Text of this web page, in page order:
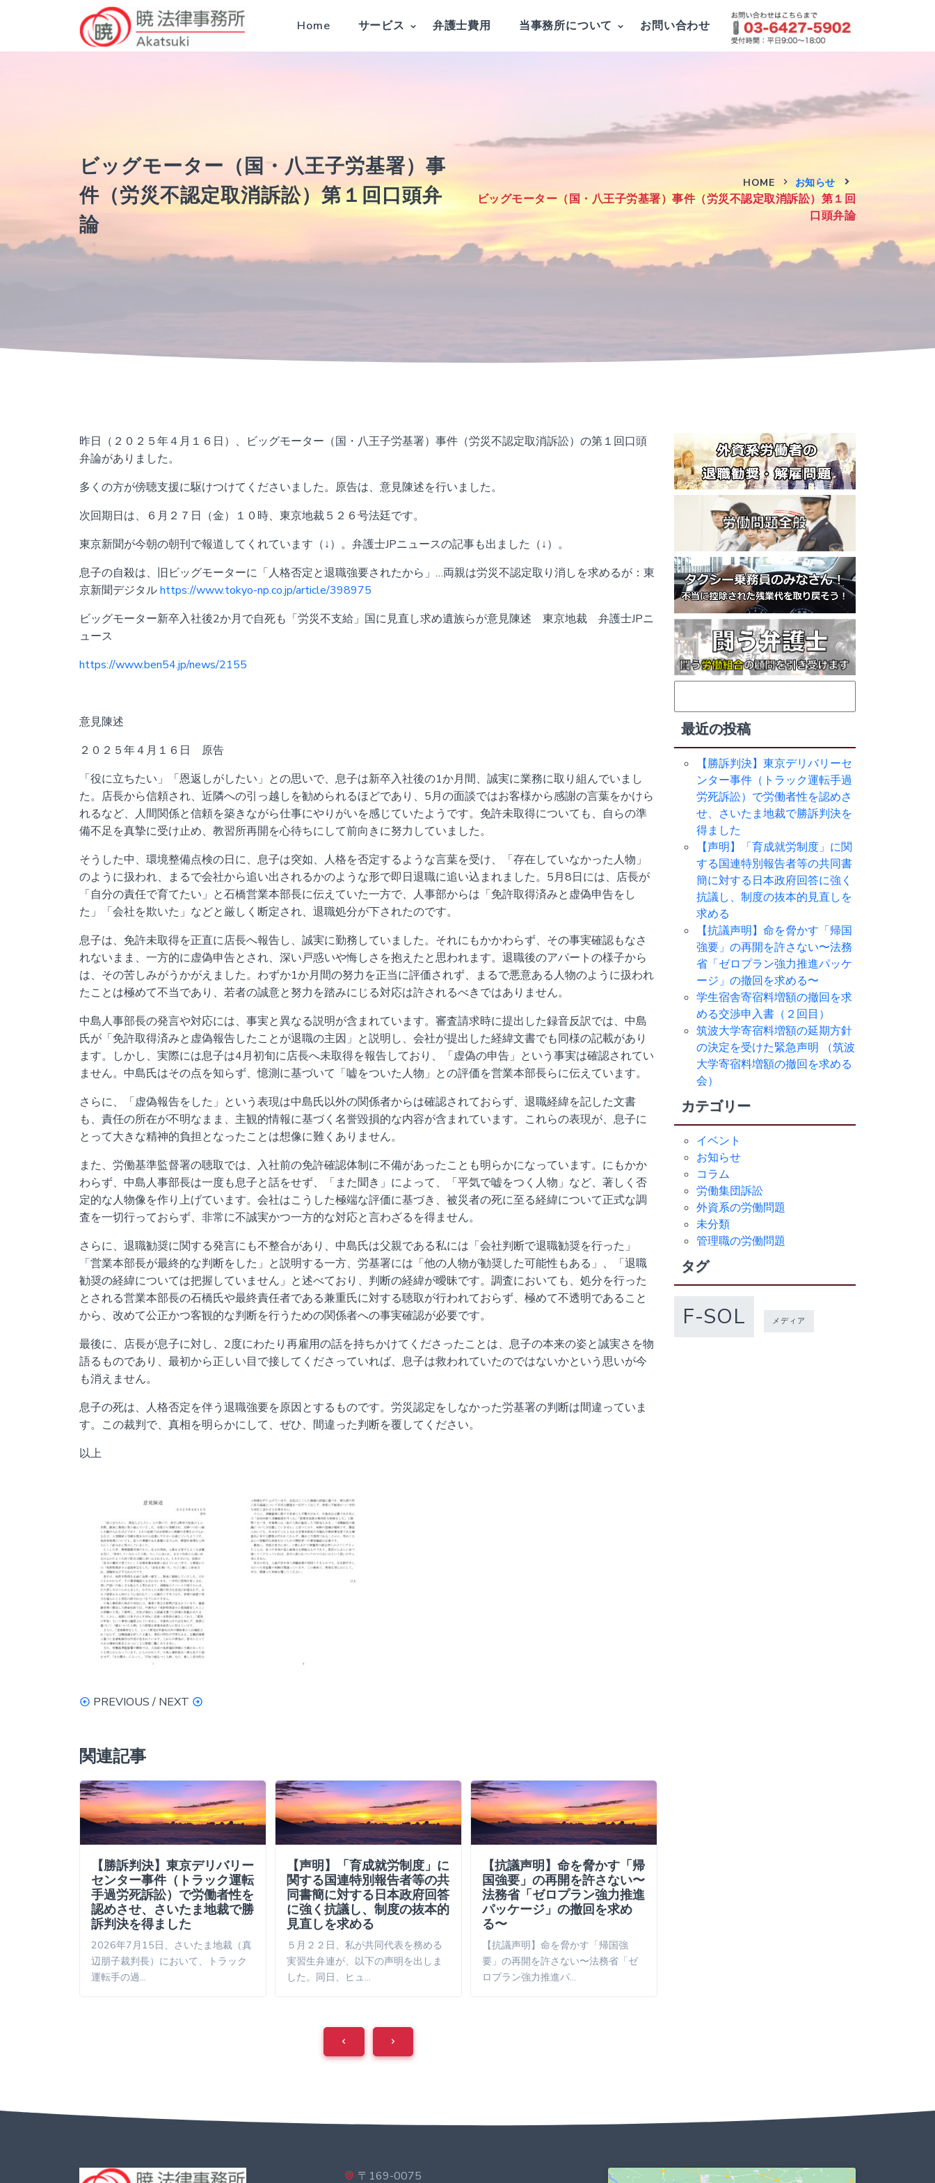
Home サービス 弁護士費用 当事務所について お問い合わせ
ビッグモーター（国・八王子労基署）事
件（労災不認定取消訴訟）第１回口頭弁
論
HOME お知らせ
ビッグモーター（国・八王子労基署）事件（労災不認定取消訴訟）第１回
口頭弁論
昨日（２０２５年４月１６日）、ビッグモーター（国・八王子労基署）事件（労災不認定取消訴訟）の第１回口頭
弁論がありました。
多くの方が傍聴支援に駆けつけてくださいました。原告は、意見陳述を行いました。
次回期日は、６月２７日（金）１０時、東京地裁５２６号法廷です。
東京新聞が今朝の朝刊で報道してくれています（↓）。 弁護士JPニュースの記事も出ました（↓）。
息子の自殺は、旧ビッグモーターに「人格否定と退職強要されたから」…両親は労災不認定取り消しを求めるが：東
京新聞デジタルhttps://www.tokyo-np.co.jp/article/398975
ビッグモーター新卒入社後2か月で自死も「労災不支給」国に見直し求め遺族らが意見陳述 東京地裁 弁護士JPニ
ュース
https://www.ben54.jp/news/2155
意見陳述
２０２５年４月１６日 原告
「役に立ちたい」「恩返しがしたい」との思いで、息子は新卒入社後の1か月間、誠実に業務に取り組んでいまし
た。店長から信頼され、近隣への引っ越しを勧められるほどであり、5月の面談ではお客様から感謝の言葉をかけら
れるなど、人間関係と信頼を築きながら仕事にやりがいを感じていたようです。免許未取得についても、自らの準
備不足を真摯に受け止め、教習所再開を心待ちにして前向きに努力していました。
そうした中、環境整備点検の日に、息子は突如、人格を否定するような言葉を受け、「存在していなかった人物」
のように扱われ、まるで会社から追い出されるかのような形で即日退職に追い込まれました。5月8日には、店長が
「自分の責任で育てたい」と石橋営業本部長に伝えていた一方で、人事部からは「免許取得済みと虚偽申告をし
た」「会社を欺いた」などと厳しく断定され、退職処分が下されたのです。
息子は、免許未取得を正直に店長へ報告し、誠実に勤務していました。それにもかかわらず、その事実確認もなさ
れないまま、一方的に虚偽申告とされ、深い戸惑いや悔しさを抱えたと思われます。退職後のアパートの様子から
は、その苦しみがうかがえました。わずか1か月間の努力を正当に評価されず、まるで悪意ある人物のように扱われ
たことは極めて不当であり、若者の誠意と努力を踏みにじる対応は許されるべきではありません。
中島人事部長の発言や対応には、事実と異なる説明が含まれています。審査請求時に提出した録音反訳では、中島
氏が「免許取得済みと虚偽報告したことが退職の主因」と説明し、会社が提出した経緯文書でも同様の記載があり
ます。しかし、実際には息子は4月初旬に店長へ未取得を報告しており、「虚偽の申告」という事実は確認されてい
ません。中島氏はその点を知らず、憶測に基づいて「嘘をついた人物」との評価を営業本部長らに伝えています。
さらに、「虚偽報告をした」という表現は中島氏以外の関係者からは確認されておらず、退職経緯を記した文書
も、責任の所在が不明なまま、主観的情報に基づく名誉毀損的な内容が含まれています。これらの表現が、息子に
とって大きな精神的負担となったことは想像に難くありません。
また、労働基準監督署の聴取では、入社前の免許確認体制に不備があったことも明らかになっています。にもかか
わらず、中島人事部長は一度も息子と話をせず、「また聞き」によって、「平気で嘘をつく人物」など、著しく否
定的な人物像を作り上げています。会社はこうした極端な評価に基づき、被災者の死に至る経緯について正式な調
査を一切行っておらず、非常に不誠実かつ一方的な対応と言わざるを得ません。
さらに、退職勧奨に関する発言にも不整合があり、中島氏は父親である私には「会社判断で退職勧奨を行った」
「営業本部長が最終的な判断をした」と説明する一方、労基署には「他の人物が勧奨した可能性もある」、「退職
勧奨の経緯については把握していません」と述べており、判断の経緯が曖昧です。調査においても、処分を行った
とされる営業本部長の石橋氏や最終責任者である兼重氏に対する聴取が行われておらず、極めて不透明であること
から、改めて公正かつ客観的な判断を行うための関係者への事実確認が必要です。
最後に、店長が息子に対し、2度にわたり再雇用の話を持ちかけてくださったことは、息子の本来の姿と誠実さを物
語るものであり、最初から正しい目で接してくださっていれば、息子は救われていたのではないかという思いが今
も消えません。
息子の死は、人格否定を伴う退職強要を原因とするものです。労災認定をしなかった労基署の判断は間違っていま
す。この裁判で、真相を明らかにして、ぜひ、間違った判断を覆してください。
以上
PREVIOUS / NEXT
関連記事
【勝訴判決】東京デリバリー
センター事件（トラック運転
手過労死訴訟）で労働者性を
認めさせ、さいたま地裁で勝
訴判決を得ました
2026年7月15日、さいたま地裁（真
辺朋子裁判長）において、トラック
運転手の過…
【声明】「育成就労制度」に
関する国連特別報告者等の共
同書簡に対する日本政府回答
に強く抗議し、制度の抜本的
見直しを求める
５月２２日、私が共同代表を務める
実習生弁連が、以下の声明を出しま
した。同日、ヒュ…
【抗議声明】命を脅かす「帰
国強要」の再開を許さない〜
法務省「ゼロプラン強力推進
パッケージ」の撤回を求め
る〜
【抗議声明】命を脅かす「帰国強
要」の再開を許さない〜法務省「ゼ
ロプラン強力推進パ…
索:
最近の投稿
【勝訴判決】東京デリバリーセ
ンター事件（トラック運転手過
労死訴訟）で労働者性を認めさ
せ、さいたま地裁で勝訴判決を
得ました
【声明】「育成就労制度」に関
する国連特別報告者等の共同書
簡に対する日本政府回答に強く
抗議し、制度の抜本的見直しを
求める
【抗議声明】命を脅かす「帰国
強要」の再開を許さない〜法務
省「ゼロプラン強力推進パッケ
ージ」の撤回を求める〜
学生宿舎寄宿料増額の撤回を求
める交渉申入書（２回目）
筑波大学寄宿料増額の延期方針
の決定を受けた緊急声明 （筑波
大学寄宿料増額の撤回を求める
会）
カテゴリー
イベント
お知らせ
コラム
労働集団訴訟
外資系の労働問題
未分類
管理職の労働問題
タグ
F-SOL メディア
〒169-0075